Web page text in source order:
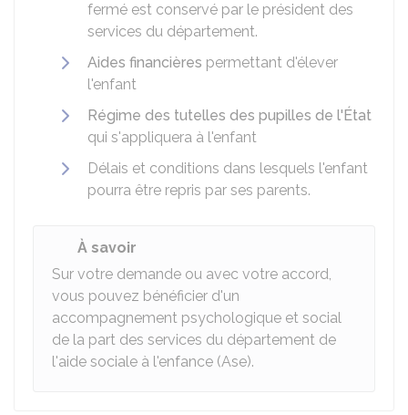
fermé est conservé par le président des
services du département.
Aides financières permettant d'élever
l'enfant
Régime des tutelles des pupilles de l'État
qui s'appliquera à l'enfant
Délais et conditions dans lesquels l'enfant
pourra être repris par ses parents.
À savoir
Sur votre demande ou avec votre accord,
vous pouvez bénéficier d'un
accompagnement psychologique et social
de la part des services du département de
l'aide sociale à l'enfance (Ase).